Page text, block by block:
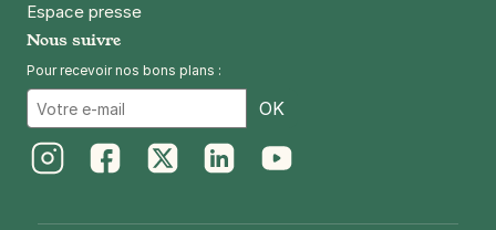
Espace presse
Nous suivre
Pour recevoir nos bons plans :
OK